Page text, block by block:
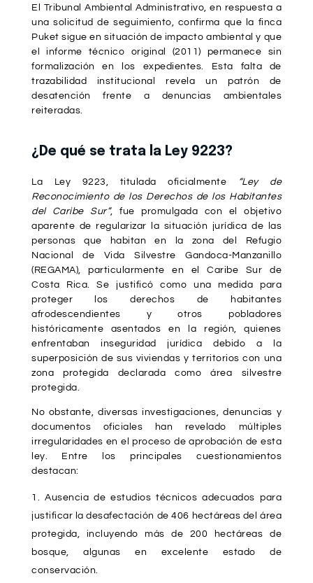
El Tribunal Ambiental Administrativo, en respuesta a
una solicitud de seguimiento, confirma que la finca
Puket sigue en situación de impacto ambiental y que
el informe técnico original (2011) permanece sin
formalización en los expedientes. Esta falta de
trazabilidad institucional revela un patrón de
desatención frente a denuncias ambientales
reiteradas.
¿De qué se trata la Ley 9223?
La Ley 9223, titulada oficialmente
“Ley de
Reconocimiento de los Derechos de los Habitantes
del Caribe Sur”, fue promulgada con el objetivo
aparente de regularizar la situación jurídica de las
personas que habitan en la zona del Refugio
Nacional de Vida Silvestre Gandoca-Manzanillo
(REGAMA), particularmente en el Caribe Sur de
Costa Rica. Se justificó como una medida para
proteger los derechos de habitantes
afrodescendientes y otros pobladores
históricamente asentados en la región, quienes
enfrentaban inseguridad jurídica debido a la
superposición de sus viviendas y territorios con una
zona protegida declarada como área silvestre
protegida.
No obstante, diversas investigaciones, denuncias y
documentos oficiales han revelado múltiples
irregularidades en el proceso de aprobación de esta
ley. Entre los principales cuestionamientos
destacan:
Ausencia de estudios técnicos adecuados para
justificar la desafectación de 406 hectáreas del área
protegida, incluyendo más de 200 hectáreas de
bosque, algunas en excelente estado de
conservación.